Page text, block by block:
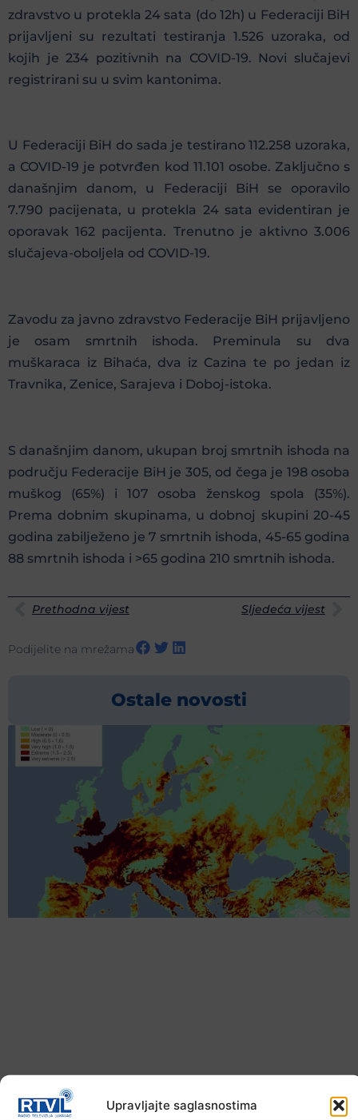
Upravljajte saglasnostima
zdravstvo u protekla 24 sata (do 12h) u Federaciji BiH
prijavljeni su rezultati testiranja 1.526 uzoraka, od
kojih je 234 pozitivnih na COVID-19. Novi slučajevi
registrirani su u svim kantonima.
U Federaciji BiH do sada je testirano 112.258 uzoraka,
a COVID-19 je potvrđen kod 11.101 osobe. Zaključno s
današnjim danom, u Federaciji BiH se oporavilo
7.790 pacijenata, u protekla 24 sata evidentiran je
oporavak 162 pacijenta. Trenutno je aktivno 3.006
slučajeva-oboljela od COVID-19.
Zavodu za javno zdravstvo Federacije BiH prijavljeno
je osam smrtnih ishoda. Preminula su dva
muškaraca iz Bihaća, dva iz Cazina te po jedan iz
Travnika, Zenice, Sarajeva i Doboj-istoka.
S današnjim danom, ukupan broj smrtnih ishoda na
području Federacije BiH je 305, od čega je 198 osoba
muškog (65%) i 107 osoba ženskog spola (35%).
Prema dobnim skupinama, u dobnoj skupini 20-45
godina zabilježeno je 7 smrtnih ishoda, 45-65 godina
88 smrtnih ishoda i >65 godina 210 smrtnih ishoda.
Prethodna vijest Sljedeća vijest
Podijelite na mrežama
Ostale novosti
Upozorenje za narednih sedam dana: Požari